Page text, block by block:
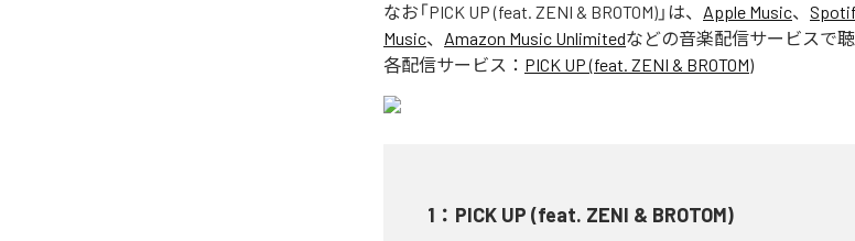
なお「PICK UP (feat. ZENI & BROTOM) 」は、 Apple Music、
Music、 Amazon Music Unlimitedなどの音楽配信サービスで
各配信サービス： PICK UP (feat. ZENI & BROTOM)
1 ： PICK UP (feat. ZENI & BROTOM)